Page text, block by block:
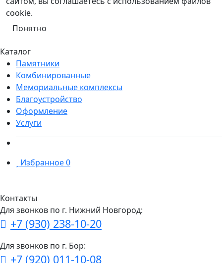
cookie.
Понятно
Каталог
Памятники
Комбинированные
Мемориальные комплексы
Благоустройство
Оформление
Услуги
Избранное0
Контакты
Для звонков по г. Нижний Новгород:
+7 (930) 238-10-20
Для звонков по г. Бор:
+7 (920) 011-10-08